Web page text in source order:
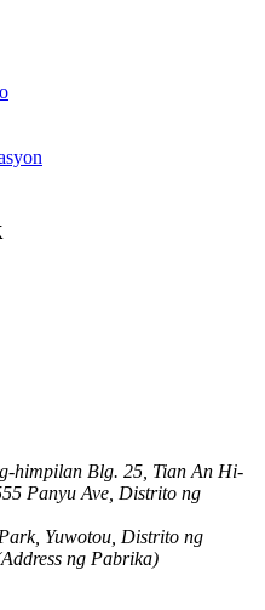
himpilan Blg. 25, Tian An Hi-
Panyu Ave, Distrito ng
Yuwotou, Distrito ng
ng Pabrika)